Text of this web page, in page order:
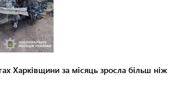
Харківщини за місяць зросла більш ніж